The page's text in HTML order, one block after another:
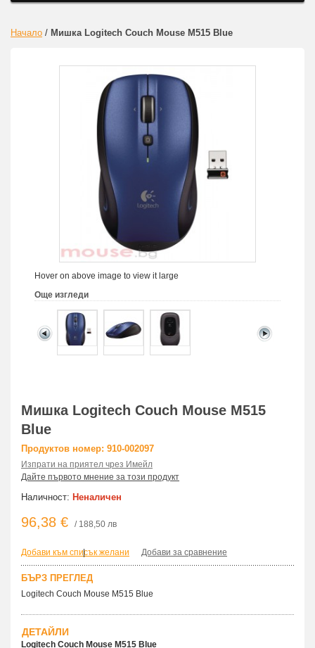
Начало / Мишка Logitech Couch Mouse M515 Blue
Hover on above image to view it large
Още изгледи
Мишка Logitech Couch Mouse M515
Blue
Продуктов номер: 910-002097
Изпрати на приятел чрез Имейл
Дайте първото мнение за този продукт
Наличност: Неналичен
96,38 € / 188,50 лв
Добави към списък желани
| Добави за сравнение
БЪРЗ ПРЕГЛЕД
Logitech Couch Mouse M515 Blue
ДЕТАЙЛИ
Logitech Couch Mouse M515 Blue